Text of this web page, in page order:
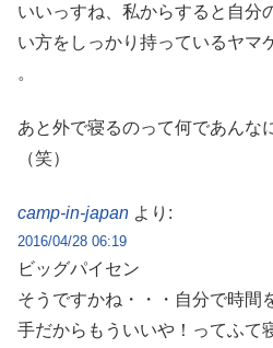
いいっすね、私からすると自分
い方をしっかり持っているヤマ
。
あと外で寝るのって何であんな
（笑）
camp-in-japan より:
2016/04/28 06:19
ビッグパイセン
そうですかね・・・自分で時間
手だからもういいや！ってふて